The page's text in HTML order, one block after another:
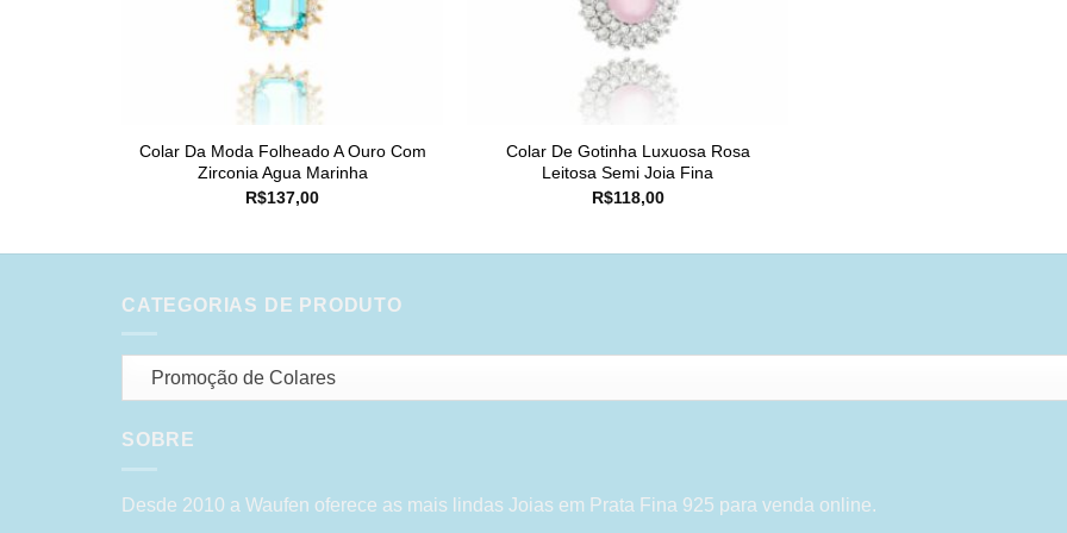
Colar Da Moda Folheado A Ouro Com
Zirconia Agua Marinha
R$137,00
Colar De Gotinha Luxuosa Rosa
Leitosa Semi Joia Fina
R$118,00
CATEGORIAS DE PRODUTO
Promoção de Colares
SOBRE
Desde 2010 a Waufen oferece as mais lindas Joias em Prata Fina 925 para venda online.